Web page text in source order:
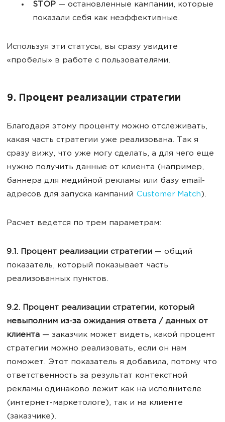
STOP — остановленные кампании, которые
показали себя как неэффективные.
Используя эти статусы, вы сразу увидите
«пробелы» в работе с пользователями.
9. Процент реализации стратегии
Благодаря этому проценту можно отслеживать,
какая часть стратегии уже реализована. Так я
сразу вижу, что уже могу сделать, а для чего еще
нужно получить данные от клиента (например,
баннера для медийной рекламы или базу email-
адресов для запуска кампаний Customer Match).
Расчет ведется по трем параметрам:
9.1. Процент реализации стратегии — общий
показатель, который показывает часть
реализованных пунктов.
9.2. Процент реализации стратегии, который
невыполним из-за ожидания ответа / данных от
клиента — заказчик может видеть, какой процент
стратегии можно реализовать, если он нам
поможет. Этот показатель я добавила, потому что
ответственность за результат контекстной
рекламы одинаково лежит как на исполнителе
(интернет-маркетологе), так и на клиенте
(заказчике).